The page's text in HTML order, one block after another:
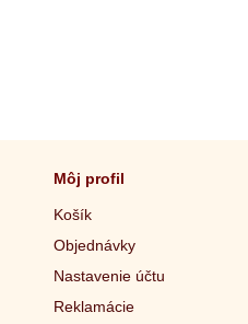
Môj profil
Košík
Objednávky
Nastavenie účtu
Reklamácie